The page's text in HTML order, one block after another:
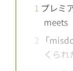
1 プレミ
meets
2 「
くられ